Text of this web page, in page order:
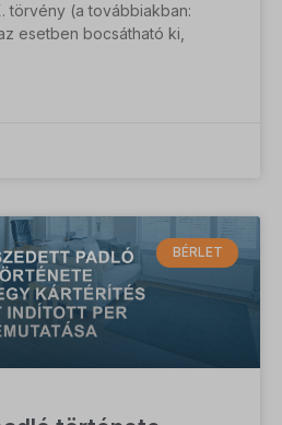
törvény (a továbbiakban:
esetben bocsátható ki,
BÉRLET